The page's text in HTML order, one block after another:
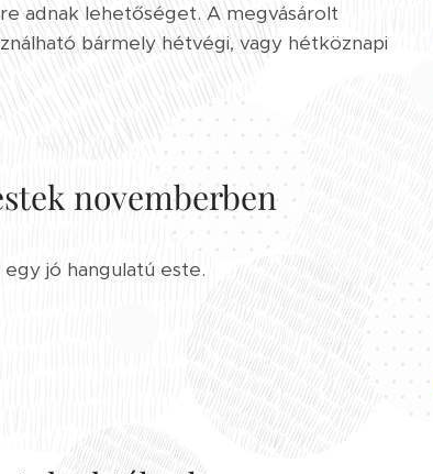
adnak lehetőséget. A megvásárolt
bármely hétvégi, vagy hétköznapi
novemberben
jó hangulatú este.